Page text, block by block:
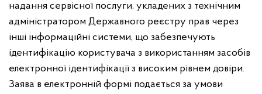
надання сервісної послуги, укладених з технічним
адміністратором Державного реєстру прав через
інші інформаційні системи, що забезпечують
ідентифікацію користувача з використанням засобів
електронної ідентифікації з високим рівнем довіри.
Заява в електронній формі подається за умови